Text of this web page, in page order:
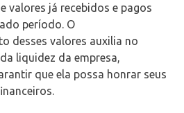
valores já recebidos e pagos
período. O
desses valores auxilia no
liquidez da empresa,
que ela possa honrar seus